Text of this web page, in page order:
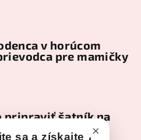
×
sa a získajte 7
v horúcom
pre mamičky
pripraviť šatník na